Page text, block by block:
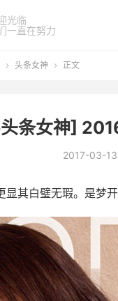
光临
一直在努力
 头条女神  正文
条女神]
2017-03-13
显其白璧无瑕。是梦